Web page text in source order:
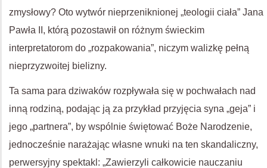
zmysłowy? Oto wytwór nieprzeniknionej „teologii ciała” Jana
Pawła II, którą pozostawił on różnym świeckim
interpretatorom do „rozpakowania”, niczym walizkę pełną
nieprzyzwoitej bielizny.
Ta sama para dziwaków rozpływała się w pochwałach nad
inną rodziną, podając ją za przykład przyjęcia syna „geja” i
jego „partnera”, by wspólnie świętować Boże Narodzenie,
jednocześnie narażając własne wnuki na ten skandaliczny,
perwersyjny spektakl: „Zawierzyli całkowicie nauczaniu